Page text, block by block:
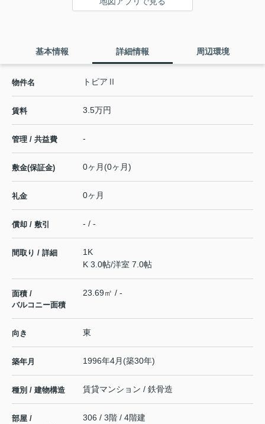
基本情報 詳細情報 周辺環境
物件名 トピアⅡ
賃料 3.5万円
管理 / 共益費 -
敷金(保証金) 0ヶ月(0ヶ月)
礼金 0ヶ月
償却 / 敷引 - / -
間取り / 詳細
1K
K 3.0帖/洋室 7.0帖
面積 /
バルコニー面積
23.69㎡ / -
向き 東
築年月 1996年4月(築30年)
種別 / 建物構造 賃貸マンション / 鉄骨造
部屋 /
306 / 3階 / 4階建